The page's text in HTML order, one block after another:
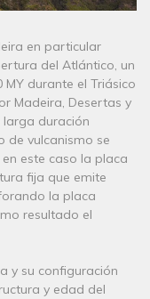
en particular
del Atlántico, un
durante el Triásico
Madeira, Desertas y
duración
de vulcanismo se
este caso la placa
fija que emite
la placa
resultado el
y su configuración
y edad del